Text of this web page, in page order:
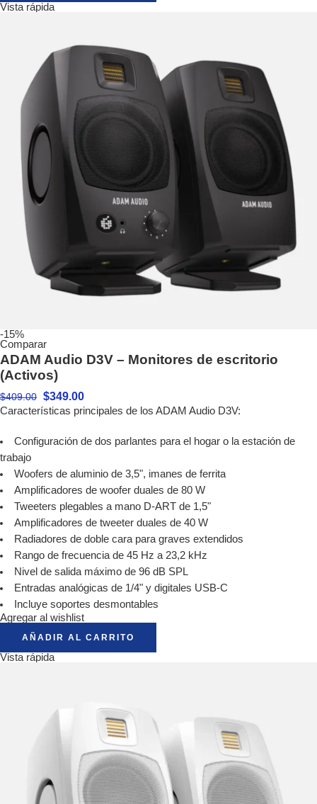
Vista rápida
-15%
Comparar
ADAM Audio D3V – Monitores de escritorio
(Activos)
$409.00 $349.00
Características principales de los ADAM Audio D3V:
Configuración de dos parlantes para el hogar o la estación de
trabajo
Woofers de aluminio de 3,5", imanes de ferrita
Amplificadores de woofer duales de 80 W
Tweeters plegables a mano D-ART de 1,5"
Amplificadores de tweeter duales de 40 W
Radiadores de doble cara para graves extendidos
Rango de frecuencia de 45 Hz a 23,2 kHz
Nivel de salida máximo de 96 dB SPL
Entradas analógicas de 1/4" y digitales USB-C
Incluye soportes desmontables
Agregar al wishlist
AÑADIR AL CARRITO
Vista rápida